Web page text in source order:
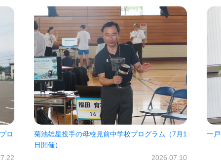
菊池雄星投手の母校見前中学校プログラム（7月1
日開催）
2026.07.10
一戸